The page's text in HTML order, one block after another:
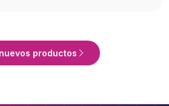
productos